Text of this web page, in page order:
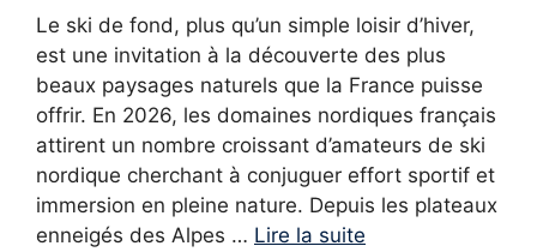
Le ski de fond, plus qu’un simple loisir d’hiver,
est une invitation à la découverte des plus
beaux paysages naturels que la France puisse
offrir. En 2026, les domaines nordiques français
attirent un nombre croissant d’amateurs de ski
nordique cherchant à conjuguer effort sportif et
immersion en pleine nature. Depuis les plateaux
enneigés des Alpes … Lire la suite